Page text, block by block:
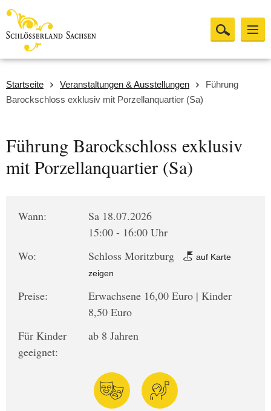
Startseite Veranstaltungen & Ausstellungen
Führung
Barockschloss exklusiv mit Porzellanquartier (Sa)
Führung Barockschloss exklusiv
mit Porzellanquartier (Sa)
Wann:
Sa 18.07.2026
15:00 - 16:00 Uhr
Wo:
Schloss Moritzburg
auf Karte
zeigen
Preise:
Erwachsene 16,00 Euro | Kinder
8,50 Euro
Für Kinder
geeignet:
ab 8 Jahren